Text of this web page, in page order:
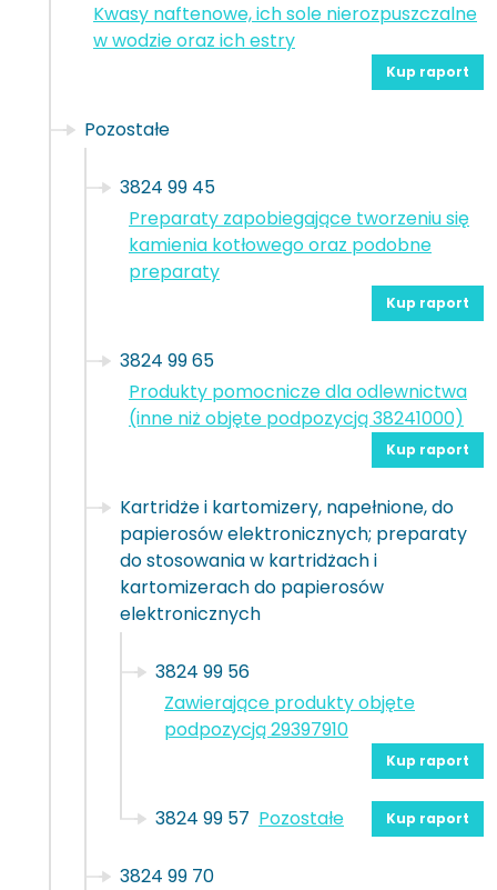
Kwasy naftenowe, ich sole nierozpuszczalne
w wodzie oraz ich estry
Kup raport
Pozostałe
3824 99 45
Preparaty zapobiegające tworzeniu się
kamienia kotłowego oraz podobne
preparaty
Kup raport
3824 99 65
Produkty pomocnicze dla odlewnictwa
(inne niż objęte podpozycją 38241000)
Kup raport
Kartridże i kartomizery, napełnione, do
papierosów elektronicznych; preparaty
do stosowania w kartridżach i
kartomizerach do papierosów
elektronicznych
3824 99 56
Zawierające produkty objęte
podpozycją 29397910
Kup raport
3824 99 57 Pozostałe Kup raport
3824 99 70